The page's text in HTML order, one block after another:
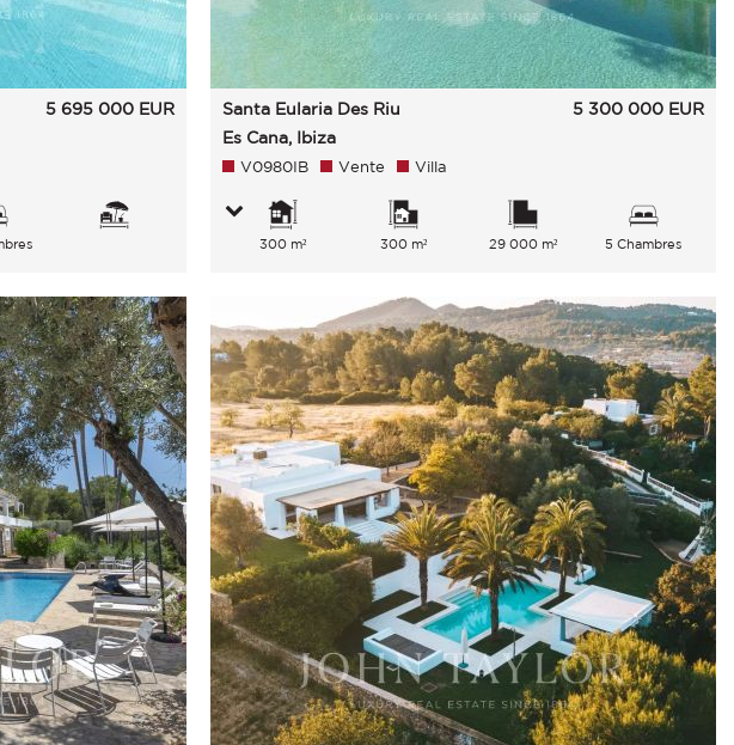
5 695 000 EUR
Santa Eularia Des Riu
Es Cana, Ibiza
5 300 000 EUR
V0980IB Vente Villa
300 m² 300 m² 29 000 m² 5 Chambres